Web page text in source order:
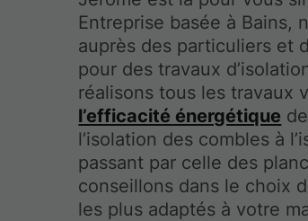
Entreprise basée à Bains,
auprès des particuliers et
pour des travaux
réalisons tous les travaux
l’efficacité énergétique
l’isolation des combles à
passant par celle des
conseillons dans le choix
les plus adaptés à votre